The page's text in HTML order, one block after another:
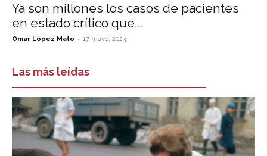
Ya son millones los casos de pacientes
en estado crítico que...
Omar López Mato - 17 mayo, 2023
Las más leídas